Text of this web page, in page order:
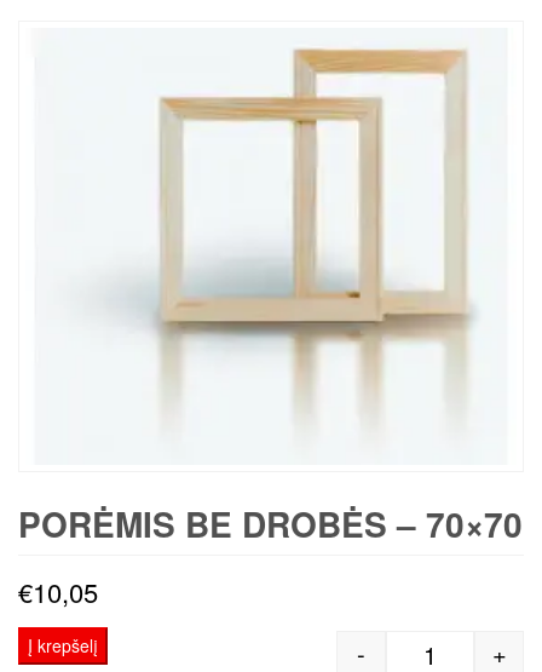
PORĖMIS BE DROBĖS – 70×70
€10,05
- +
Į krepšelį